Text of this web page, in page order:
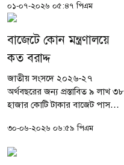
দিয়েছে। তবে সরকারের এই বড়
অঙ্কের কর ছাড়ের সুবিধা সাধারণ
গ্রাহকদের...
০১-০৭-২০২৬ ০৫:৪৭ পিএম
বাজেটে কোন মন্ত্রণালয়ে
কত বরাদ্দ
জাতীয় সংসদে ২০২৬-২৭
অর্থবছরের জন্য প্রস্তাবিত ৯ লাখ ৩৮
হাজার কোটি টাকার বাজেট পাস
জুলাই) থেকে কার্যকর হবে। নতুন
বাজেটে কর, ভ্যাট ও বিনিয়োগসহ
বিভিন্ন খাতে বেশ...
৩০-০৬-২০২৬ ০৬:৫৯ পিএম